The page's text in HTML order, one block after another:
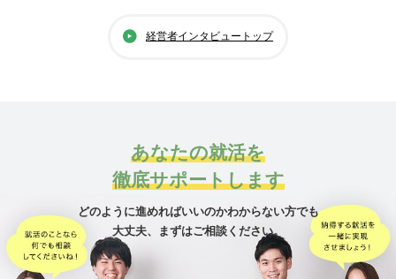
経営者インタビュートップ
あなたの就活を
徹底サポートします
どのように進めればいいのかわからない方でも
大丈夫、
まずはご相談ください。